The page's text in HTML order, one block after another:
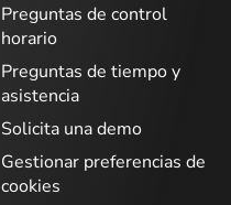
Preguntas de control
horario
Preguntas de tiempo y
asistencia
Solicita una demo
Gestionar preferencias de
cookies